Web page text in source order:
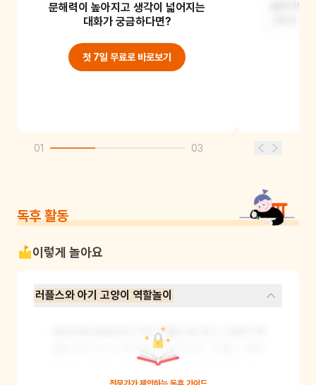
러플스는 화가 난 표정을 지었어요.
눈썹을 찌푸리고 입을 삐죽거리는
문해력이 높아지고 생각이 넓어지는
대화가 궁금하다면?
첫 7일 무료로 바로보기
달리기도
01 03
독후 활동
이렇게 놀아요
러플스와 아기 고양이 역할놀이
어린이와 양육자가 각각 러플스와 아기 고양이 역
할을 맡아 책 속 장면을 연기해 봐요. 러플스 역할
을 맡은 사람은 처음에는 혼자 놀이를 하다가 점